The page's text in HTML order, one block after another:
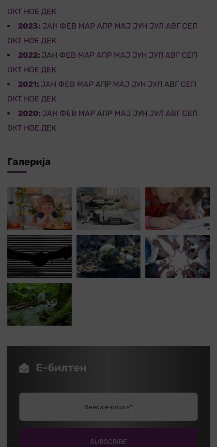
ОКТ НОЕ ДЕК
2023: ЈАН ФЕВ МАР АПР МАЈ ЈУН ЈУЛ АВГ СЕП
ОКТ НОЕ ДЕК
2022: ЈАН ФЕВ МАР АПР МАЈ ЈУН ЈУЛ АВГ СЕП
ОКТ НОЕ ДЕК
2021: ЈАН ФЕВ МАР АПР МАЈ ЈУН ЈУЛ АВГ СЕП
ОКТ НОЕ ДЕК
2020: ЈАН ФЕВ МАР АПР МАЈ ЈУН ЈУЛ АВГ СЕП
ОКТ НОЕ ДЕК
Галерија
Е-билтен